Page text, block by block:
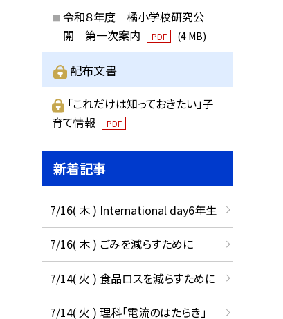
令和８年度 橘小学校研究公
開 第一次案内
PDF (4 MB)
配布文書
「これだけは知っておきたい」子
育て情報
PDF
新着記事
7/16( 木 ) International day6年生
7/16( 木 ) ごみを減らすために
7/14( 火 ) 食品ロスを減らすために
7/14( 火 ) 理科「電流のはたらき」